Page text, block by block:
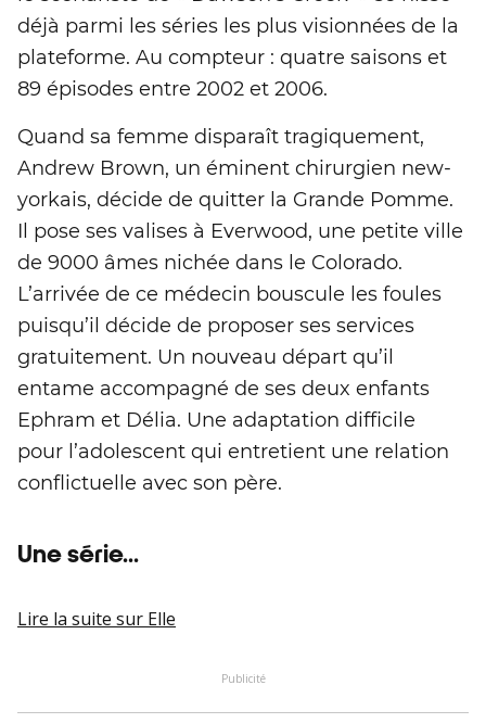
déjà parmi les séries les plus visionnées de la
plateforme. Au compteur : quatre saisons et
89 épisodes entre 2002 et 2006.
Quand sa femme disparaît tragiquement,
Andrew Brown, un éminent chirurgien new-
yorkais, décide de quitter la Grande Pomme.
Il pose ses valises à Everwood, une petite ville
de 9000 âmes nichée dans le Colorado.
L’arrivée de ce médecin bouscule les foules
puisqu’il décide de proposer ses services
gratuitement. Un nouveau départ qu’il
entame accompagné de ses deux enfants
Ephram et Délia. Une adaptation difficile
pour l’adolescent qui entretient une relation
conflictuelle avec son père.
Une série...
Lire la suite sur Elle
Publicité